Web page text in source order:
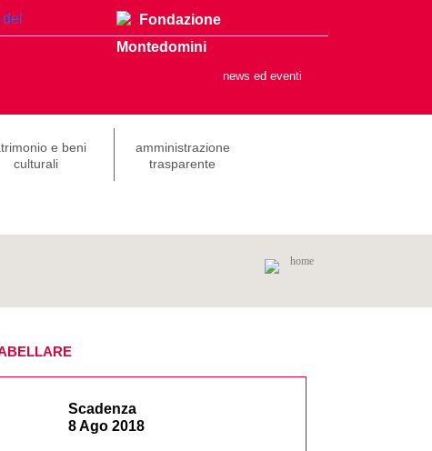
Fondazione
Montedomini
news ed eventi
e beni
culturali
amministrazione
trasparente
home
Scadenza
8 Ago 2018